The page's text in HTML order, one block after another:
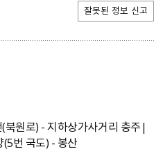
잘못된 정보 신고
북원로) - 지하상가사거리 충주|
번 국도) - 봉산